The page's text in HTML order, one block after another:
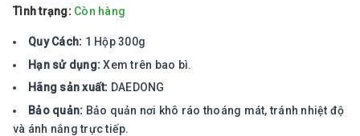
Tình trạng: Còn hàng
Quy Cách: 1 Hộp 300g
Hạn sử dụng:Xem trên bao bì.
Hãng sản xuất: DAEDONG
Bảo quản: Bảo quản nơi khô ráo thoáng mát, tránh nhiệt độ
và ánh nắng trực tiếp.